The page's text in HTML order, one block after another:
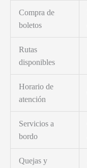
Compra de
boletos
Rutas
disponibles
Horario de
atención
Servicios a
bordo
Quejas y